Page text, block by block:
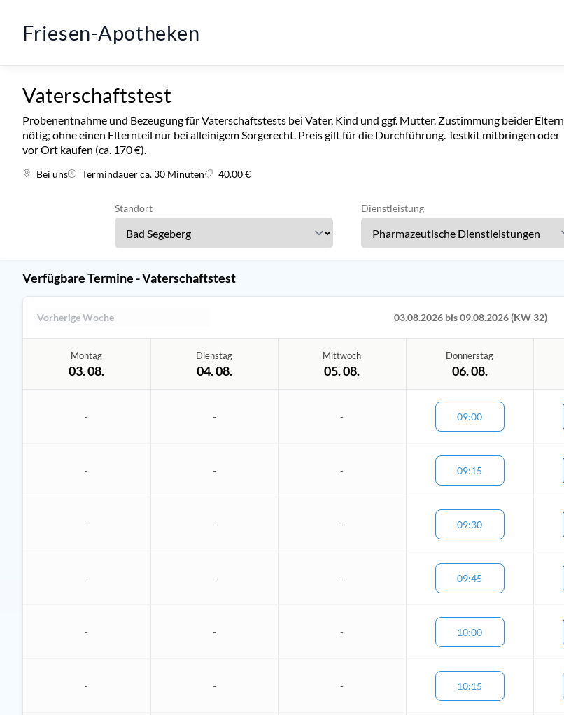
Friesen-Apotheken
Vaterschaftstest
Probenentnahme und Bezeugung für Vaterschaftstests bei Vater, Kind und ggf. Mutter. Zustimmung beider Eltern
nötig; ohne einen Elternteil nur bei alleinigem Sorgerecht. Preis gilt für die Durchführung. Testkit mitbringen oder
vor Ort kaufen (ca. 170 €).
Bei uns Termindauer ca. 30 Minuten 40.00 €
Standort Dienstleistung
Verfügbare Termine - Vaterschaftstest
Vorherige Woche 03.08.2026 bis 09.08.2026 (KW 32)
Montag
03. 08.
Dienstag
04. 08.
Mittwoch
05. 08.
Donnerstag
06. 08.
- - - 09:00
- - - 09:15
- - - 09:30
- - - 09:45
- - - 10:00
- - - 10:15